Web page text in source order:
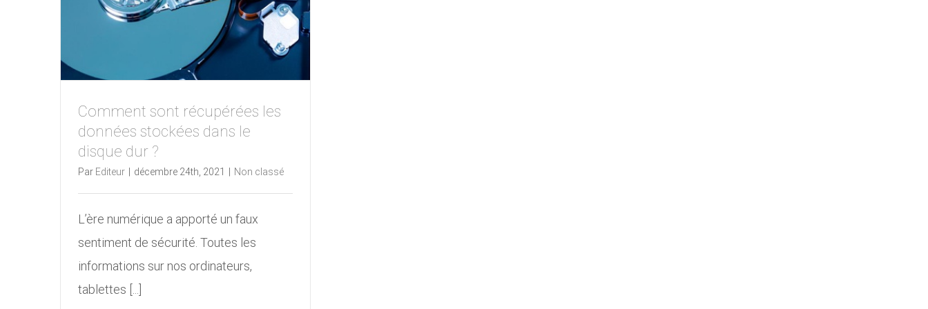
Comment sont récupérées les
données stockées dans le
disque dur ?
Par Editeur | décembre 24th, 2021 | Non classé
L’ère numérique a apporté un faux
sentiment de sécurité. Toutes les
informations sur nos ordinateurs,
tablettes [...]